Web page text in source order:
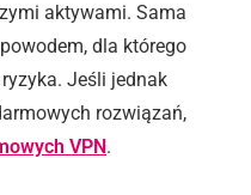
aktywami. Sama
dla którego
Jeśli jednak
rozwiązań,
VPN .